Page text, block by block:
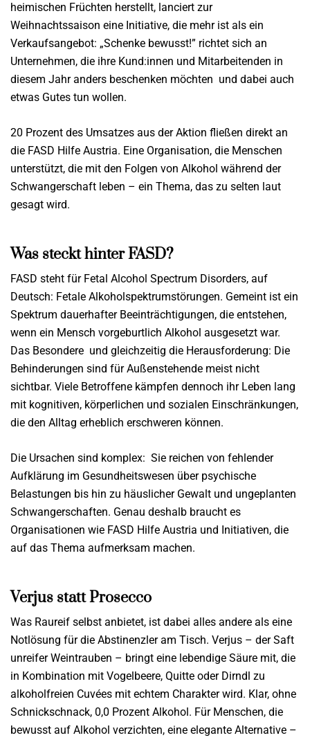
heimischen Früchten herstellt, lanciert zur
Weihnachtssaison eine Initiative, die mehr ist als ein
Verkaufsangebot: „Schenke bewusst!” richtet sich an
Unternehmen, die ihre Kund:innen und Mitarbeitenden in
diesem Jahr anders beschenken möchten und dabei auch
etwas Gutes tun wollen.
20 Prozent des Umsatzes aus der Aktion fließen direkt an
die FASD Hilfe Austria. Eine Organisation, die Menschen
unterstützt, die mit den Folgen von Alkohol während der
Schwangerschaft leben – ein Thema, das zu selten laut
gesagt wird.
Was steckt hinter FASD?
FASD steht für Fetal Alcohol Spectrum Disorders, auf
Deutsch: Fetale Alkoholspektrumstörungen. Gemeint ist ein
Spektrum dauerhafter Beeinträchtigungen, die entstehen,
wenn ein Mensch vorgeburtlich Alkohol ausgesetzt war.
Das Besondere und gleichzeitig die Herausforderung: Die
Behinderungen sind für Außenstehende meist nicht
sichtbar. Viele Betroffene kämpfen dennoch ihr Leben lang
mit kognitiven, körperlichen und sozialen Einschränkungen,
die den Alltag erheblich erschweren können.
Die Ursachen sind komplex: Sie reichen von fehlender
Aufklärung im Gesundheitswesen über psychische
Belastungen bis hin zu häuslicher Gewalt und ungeplanten
Schwangerschaften. Genau deshalb braucht es
Organisationen wie FASD Hilfe Austria und Initiativen, die
auf das Thema aufmerksam machen.
Verjus statt Prosecco
Was Raureif selbst anbietet, ist dabei alles andere als eine
Notlösung für die Abstinenzler am Tisch. Verjus – der Saft
unreifer Weintrauben – bringt eine lebendige Säure mit, die
in Kombination mit Vogelbeere, Quitte oder Dirndl zu
alkoholfreien Cuvées mit echtem Charakter wird. Klar, ohne
Schnickschnack, 0,0 Prozent Alkohol. Für Menschen, die
bewusst auf Alkohol verzichten, eine elegante Alternative –